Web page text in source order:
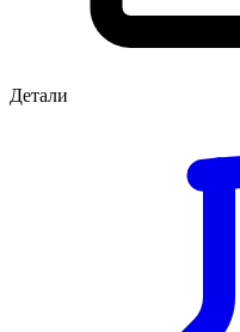
Детали